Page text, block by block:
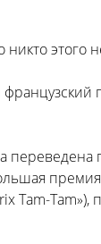
этого
Tam-